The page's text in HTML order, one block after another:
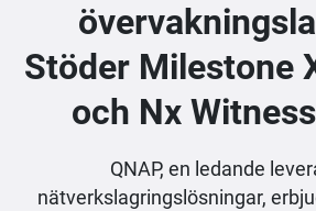
Stöder Milestone
och Nx
QNAP, en ledande
nätverkslagringslösningar,